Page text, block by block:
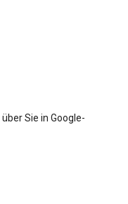
Sie in Google-